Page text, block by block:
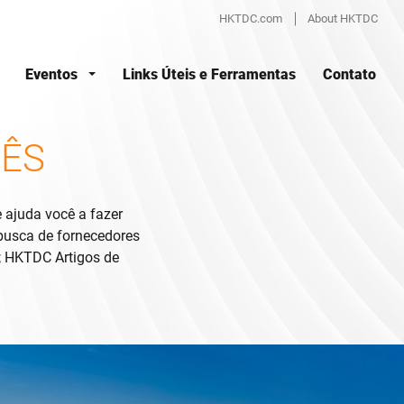
HKTDC.com About HKTDC
Eventos Links Úteis e Ferramentas Contato
ajuda você a fazer
de fornecedores
Artigos de